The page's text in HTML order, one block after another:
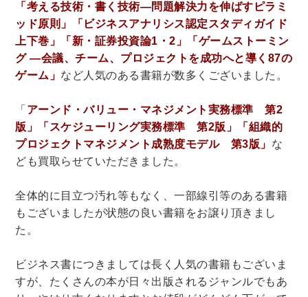
金融・ファイナンス・投資
アート・建築・デザイン・音楽
書道
インテリアデザイン・建築デザイン
建築家・建設・建築構造
彫刻・工芸
日本の伝統文化
東洋の建築
楽譜・スコア・音楽書
西洋の建築
理工書関係
科学書・工学書・コンピュータ書籍
物理学
生物・バイオテクノロジー
科学書
農学
金属・鉱学
電気・通信
「考える技術・書く技術―問題解決力を伸ばすピラミ
ッド原則」「ビジネスアナリシス認定スタディガイド
上下巻」「新・証券投資論1・2」「ゲームストーミン
グ ―会議、チーム、プロジェクトを成功へと導く87の
ゲーム」 など人気のある書籍が数多くございました。
「 アーンド・バリュー・マネジメント実務標準 第2
版」「スケジューリング実務標準 第2版」「組織的
プロジェクトマネジメント成熟度モデル 第3版」 な
ども買取らせていただきました。
全体的に目立つ汚れ等もなく、一部線引等のある書籍
もございましたが状態の良い書籍をお譲り頂きまし
た。
ビジネス書につきましては長く人気の書籍もございま
すが、たくさんの本が日々出版されるジャンルでもあ